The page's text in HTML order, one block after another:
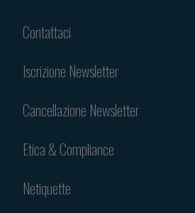
Contattaci
Iscrizione Newsletter
Cancellazione Newsletter
Etica & Compliance
Netiquette